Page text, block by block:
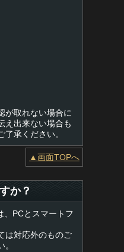
が取れない場合に
え出来ない場合も
了承ください。
▲画面TOPへ
か？
PCとスマートフ
は対応外のものご